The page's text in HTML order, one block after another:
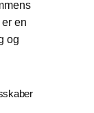
en
og